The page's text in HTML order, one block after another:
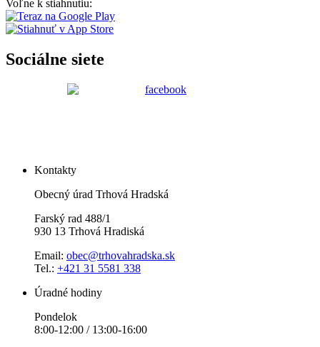
Voľne k stiahnutiu:
Sociálne siete
Kontakty
Obecný úrad Trhová Hradská
Farský rad 488/1
930 13 Trhová Hradiská
Email: obec@trhovahradska.sk
Tel.: +421 31 5581 338
Úradné hodiny
Pondelok
8:00-12:00 / 13:00-16:00